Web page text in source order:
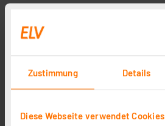
Zustimmung Details
Diese Webseite verwendet Cookies